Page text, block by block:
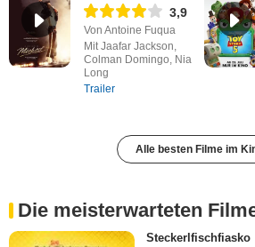
3,9
Von Antoine Fuqua
Mit Jaafar Jackson,
Colman Domingo, Nia
Long
Trailer
Alle besten Filme im
Die meisterwarteten
Steckerlfischfiasko